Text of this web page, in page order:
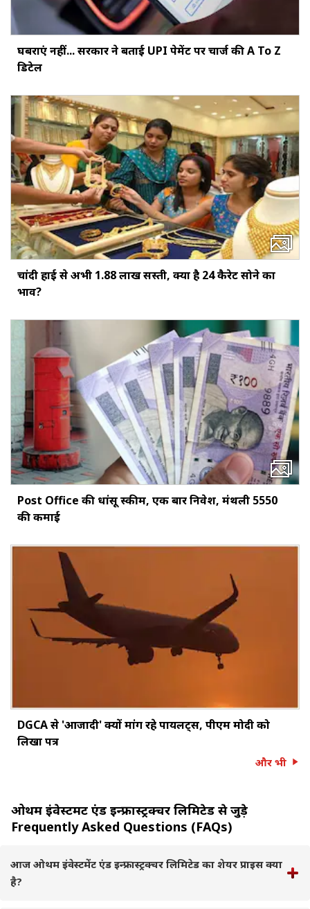
घबराएं नहीं... सरकार ने बताई UPI पेमेंट पर चार्ज की A To Z
डिटेल
चांदी हाई से अभी ₹1.88 लाख सस्ती, क्या है 24 कैरेट सोने का
भाव?
Post Office की धांसू स्कीम, एक बार निवेश, मंथली ₹5550
की कमाई
DGCA से 'आजादी' क्यों मांग रहे पायलट्स, पीएम मोदी को
लिखा पत्र
और भी
ओथम इंवेस्टमेंट एंड इन्फ्रास्ट्रक्चर लिमिटेड से जुड़े
Frequently Asked Questions (FAQs)
आज ओथम इंवेस्टमेंट एंड इन्फ्रास्ट्रक्चर लिमिटेड का शेयर प्राइस क्या
है?